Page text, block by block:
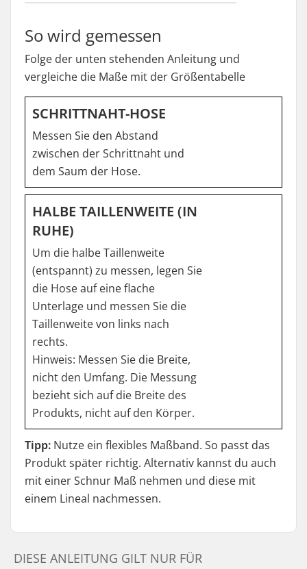
So wird gemessen
Folge der unten stehenden Anleitung und
vergleiche die Maße mit der Größentabelle
SCHRITTNAHT-HOSE
Messen Sie den Abstand
zwischen der Schrittnaht und
dem Saum der Hose.
HALBE TAILLENWEITE (IN
RUHE)
Um die halbe Taillenweite
(entspannt) zu messen, legen Sie
die Hose auf eine flache
Unterlage und messen Sie die
Taillenweite von links nach
rechts.
Hinweis: Messen Sie die Breite,
nicht den Umfang. Die Messung
bezieht sich auf die Breite des
Produkts, nicht auf den Körper.
Tipp: Nutze ein flexibles Maßband. So passt das
Produkt später richtig. Alternativ kannst du auch
mit einer Schnur Maß nehmen und diese mit
einem Lineal nachmessen.
DIESE ANLEITUNG GILT NUR FÜR